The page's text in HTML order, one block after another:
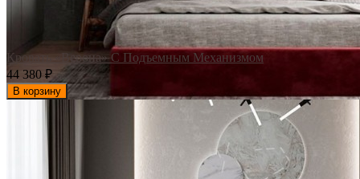
Кровать «Верона» С Подъемным Механизмом
44 380 ₽
В корзину